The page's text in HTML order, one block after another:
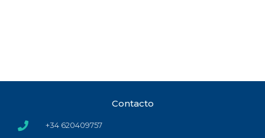
Contacto
+34 620409757